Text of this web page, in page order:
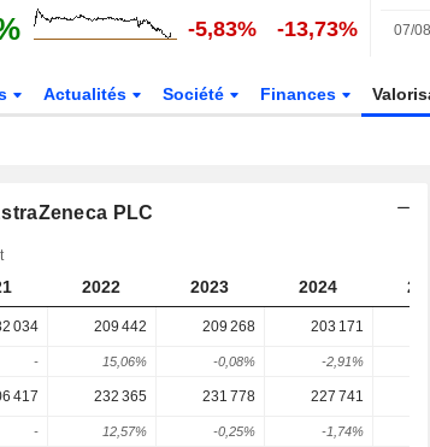
-5,83% -13,73% 07/08
Actualités Société Finances
PLC
2022 2023 2024
034 209 442 209 268 203 171
- 15,06% -0,08% -2,91%
417 232 365 231 778 227 741
- 12,57% -0,25% -1,74%